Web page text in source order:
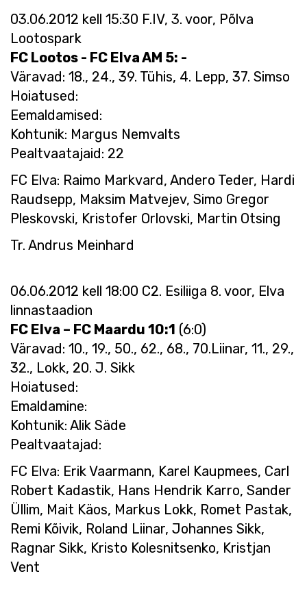
03.06.2012 kell 15:30 F.IV, 3. voor, Põlva
Lootospark
FC Lootos - FC Elva AM 5: -
Väravad: 18., 24., 39. Tühis, 4. Lepp, 37. Simso
Hoiatused:
Eemaldamised:
Kohtunik: Margus Nemvalts
Pealtvaatajaid: 22
FC Elva: Raimo Markvard, Andero Teder, Hardi
Raudsepp, Maksim Matvejev, Simo Gregor
Pleskovski, Kristofer Orlovski, Martin Otsing
Tr. Andrus Meinhard
06.06.2012 kell 18:00 C2. Esiliiga 8. voor, Elva
linnastaadion
FC Elva – FC Maardu 10:1 (6:0)
Väravad: 10., 19., 50., 62., 68., 70.Liinar, 11., 29.,
32., Lokk, 20. J. Sikk
Hoiatused:
Emaldamine:
Kohtunik: Alik Säde
Pealtvaatajad:
FC Elva: Erik Vaarmann, Karel Kaupmees, Carl
Robert Kadastik, Hans Hendrik Karro, Sander
Üllim, Mait Käos, Markus Lokk, Romet Pastak,
Remi Kõivik, Roland Liinar, Johannes Sikk,
Ragnar Sikk, Kristo Kolesnitsenko, Kristjan
Vent